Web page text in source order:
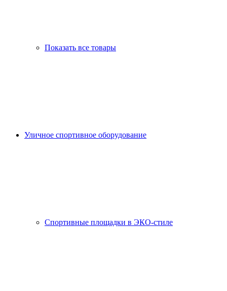
Показать все товары
Уличное спортивное оборудование
Спортивные площадки в ЭКО-стиле